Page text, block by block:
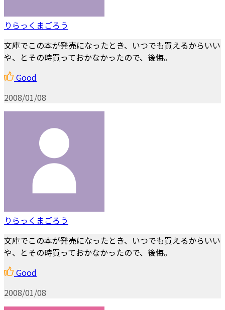
りらっくまごろう
文庫でこの本が発売になったとき、いつでも買えるからいい
や、とその時買っておかなかったので、後悔。
Good
2008/01/08
りらっくまごろう
文庫でこの本が発売になったとき、いつでも買えるからいい
や、とその時買っておかなかったので、後悔。
Good
2008/01/08